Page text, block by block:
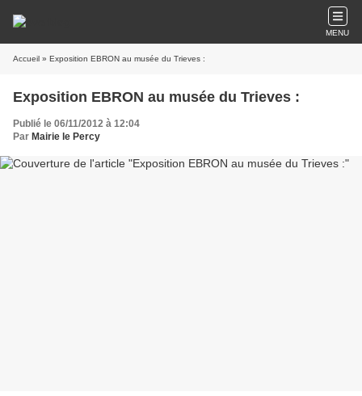
MENU
Accueil » Exposition EBRON au musée du Trieves :
Exposition EBRON au musée du Trieves :
Publié le 06/11/2012 à 12:04
Par Mairie le Percy